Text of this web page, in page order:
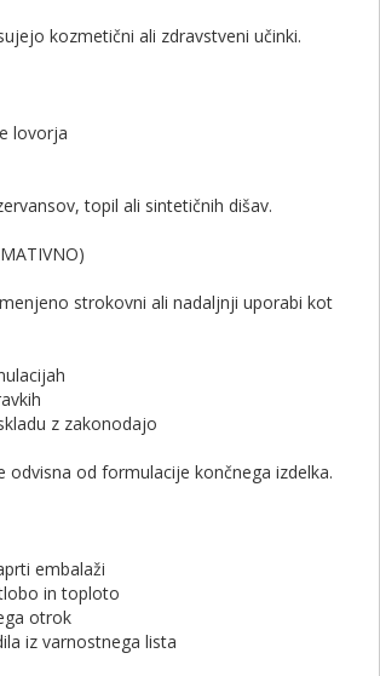
kozmetični ali zdravstveni učinki.
lovorja
topil ali sintetičnih dišav.
strokovni ali nadaljnji uporabi kot
z zakonodajo
odvisna od formulacije končnega izdelka.
embalaži
in toploto
otrok
iz varnostnega lista